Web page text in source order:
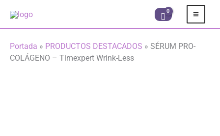
contenido
Portada » PRODUCTOS DESTACADOS » SÉRUM PRO-
COLÁGENO – Timexpert Wrink-Less